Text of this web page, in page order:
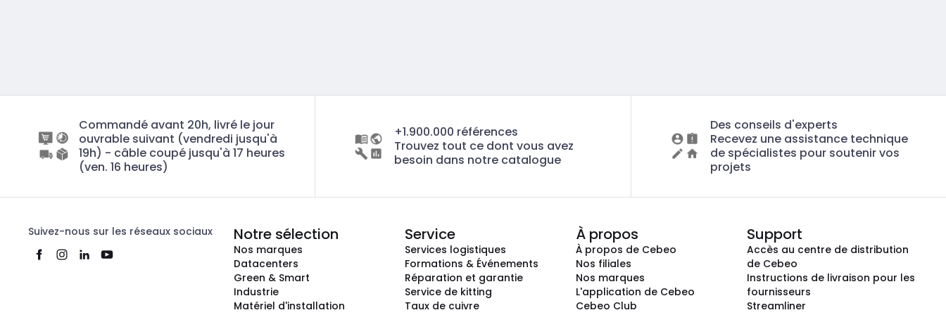
Commandé avant 20h, livré le jour
ouvrable suivant (vendredi jusqu'à
19h) - câble coupé jusqu'à 17 heures
(ven. 16 heures)
+1.900.000 références
Trouvez tout ce dont vous avez
besoin dans notre catalogue
Des conseils d'experts
Recevez une assistance technique
de spécialistes pour soutenir vos
projets
Suivez-nous sur les réseaux sociaux Notre sélection
Nos marques
Datacenters
Green & Smart
Industrie
Matériel d'installation
Service
Services logistiques
Formations & Événements
Réparation et garantie
Service de kitting
Taux de cuivre
À propos
À propos de Cebeo
Nos filiales
Nos marques
L'application de Cebeo
Cebeo Club
Support
Accès au centre de distribution
de Cebeo
Instructions de livraison pour les
fournisseurs
Streamliner